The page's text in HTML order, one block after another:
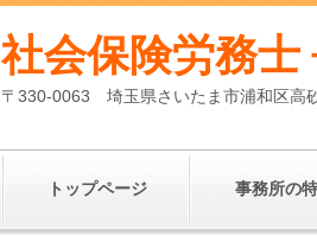
社会保険労務士
〒330-0063 埼玉県さいたま市浦和区高
トップページ 事務所の